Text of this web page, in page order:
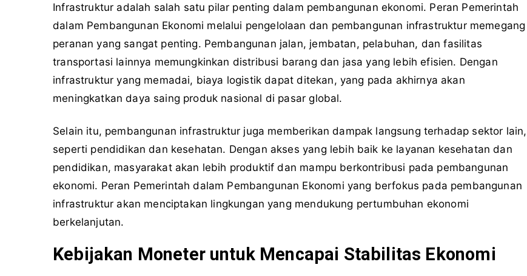
Infrastruktur adalah salah satu pilar penting dalam pembangunan ekonomi. Peran Pemerintah
dalam Pembangunan Ekonomi melalui pengelolaan dan pembangunan infrastruktur memegang
peranan yang sangat penting. Pembangunan jalan, jembatan, pelabuhan, dan fasilitas
transportasi lainnya memungkinkan distribusi barang dan jasa yang lebih efisien. Dengan
infrastruktur yang memadai, biaya logistik dapat ditekan, yang pada akhirnya akan
meningkatkan daya saing produk nasional di pasar global.
Selain itu, pembangunan infrastruktur juga memberikan dampak langsung terhadap sektor lain,
seperti pendidikan dan kesehatan. Dengan akses yang lebih baik ke layanan kesehatan dan
pendidikan, masyarakat akan lebih produktif dan mampu berkontribusi pada pembangunan
ekonomi. Peran Pemerintah dalam Pembangunan Ekonomi yang berfokus pada pembangunan
infrastruktur akan menciptakan lingkungan yang mendukung pertumbuhan ekonomi
berkelanjutan.
Kebijakan Moneter untuk Mencapai Stabilitas Ekonomi